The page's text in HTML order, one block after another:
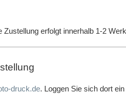
erfolgt innerhalb 1-2
druck.de. Loggen Sie sich dort